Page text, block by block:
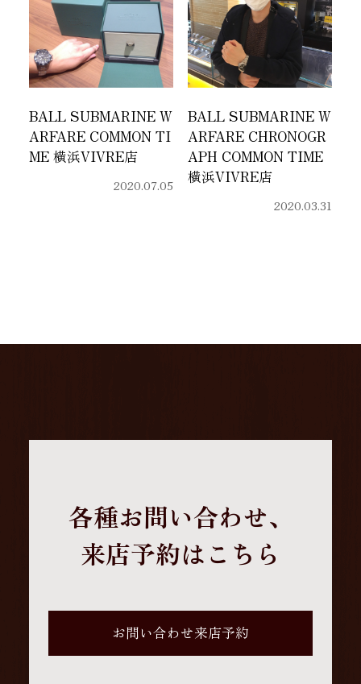
BALL SUBMARINE W
ARFARE COMMON TI
ME 横浜VIVRE店
2020.07.05
BALL SUBMARINE W
ARFARE CHRONOGR
APH COMMON TIME
横浜VIVRE店
2020.03.31
各種お問い合わせ、
来店予約はこちら
お問い合わせ来店予約